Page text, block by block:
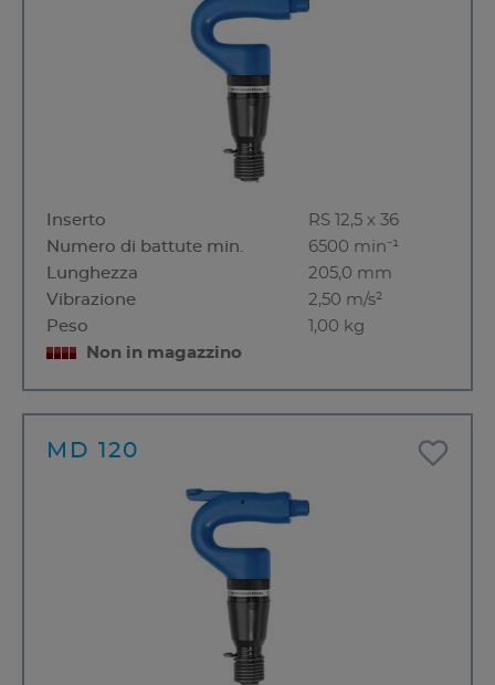
Inserto
RS 12,5 x 36
Numero di battute min.
6500 min⁻¹
Lunghezza
205,0 mm
Vibrazione
2,50 m/s²
Peso
1,00 kg
Non in magazzino
MD 120